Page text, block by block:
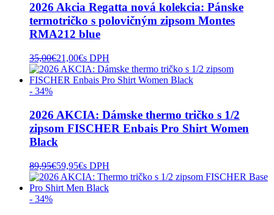
2026 Akcia Regatta nová kolekcia: Pánske
termotričko s polovičným zipsom Montes
RMA212 blue
35,00€21,00€s DPH
- 34%
2026 AKCIA: Dámske thermo tričko s 1/2
zipsom FISCHER Enbais Pro Shirt Women
Black
89,95€59,95€s DPH
- 34%